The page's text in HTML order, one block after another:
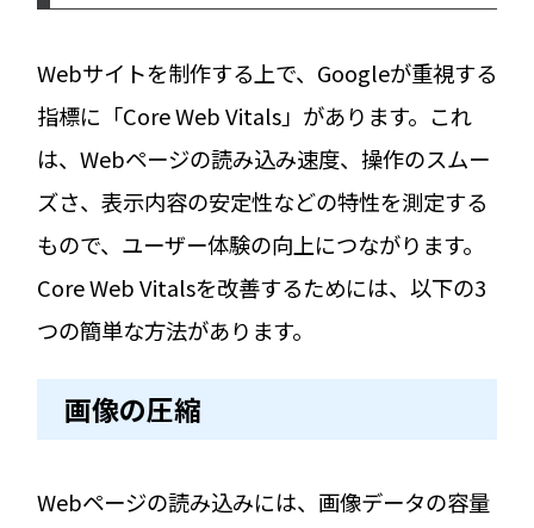
Webサイトを制作する上で、Googleが重視する
指標に「Core Web Vitals」があります。これ
は、Webページの読み込み速度、操作のスムー
ズさ、表示内容の安定性などの特性を測定する
もので、ユーザー体験の向上につながります。
Core Web Vitalsを改善するためには、以下の3
つの簡単な方法があります。
画像の圧縮
Webページの読み込みには、画像データの容量